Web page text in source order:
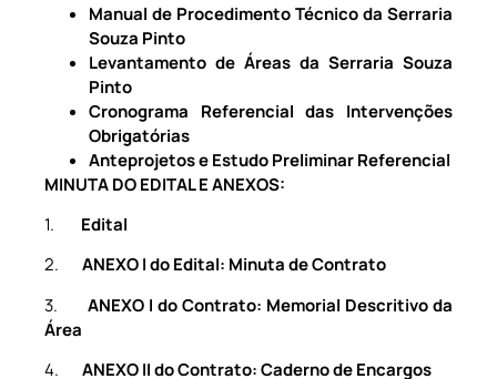
Manual de Procedimento Técnico da Serraria
Souza Pinto
Levantamento de Áreas da Serraria Souza
Pinto
Cronograma Referencial das Intervenções
Obrigatórias
Anteprojetos e Estudo Preliminar Referencial
MINUTA DOEDITAL E ANEXOS:
1. Edital
2.
ANEXO I do Edital: Minuta de Contrato
3.ANEXO I do Contrato: Memorial Descritivo da
Área
4. ANEXO II do Contrato: Caderno de Encargos